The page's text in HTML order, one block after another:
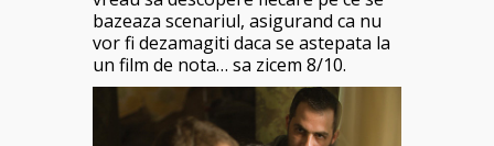
bazeaza scenariul, asigurand ca nu
vor fi dezamagiti daca se astepata la
un film de nota… sa zicem 8/10.